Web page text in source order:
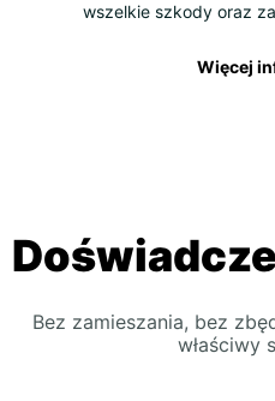
wszelkie szkody oraz
Więcej
Bez zamieszania, bez
właściwy